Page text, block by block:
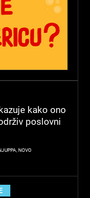
kako ono
poslovni
,NOVO